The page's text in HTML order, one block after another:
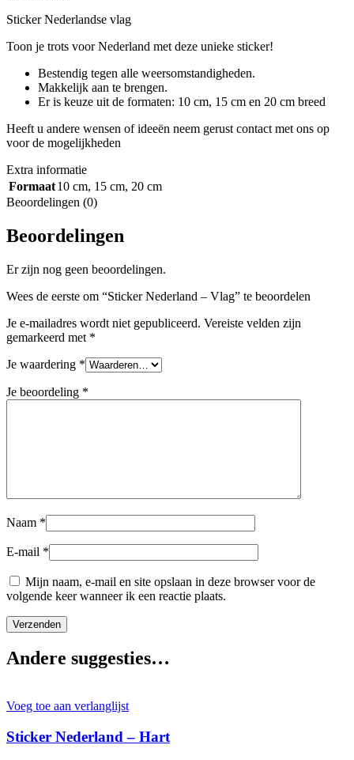
Sticker Nederlandse vlag
Toon je trots voor Nederland met deze unieke sticker!
Bestendig tegen alle weersomstandigheden.
Makkelijk aan te brengen.
Er is keuze uit de formaten: 10 cm, 15 cm en 20 cm breed
Heeft u andere wensen of ideeën neem gerust contact met ons op
voor de mogelijkheden
Extra informatie
Formaat10 cm, 15 cm, 20 cm
Beoordelingen (0)
Beoordelingen
Er zijn nog geen beoordelingen.
Wees de eerste om “Sticker Nederland – Vlag” te beoordelen
Je e-mailadres wordt niet gepubliceerd. Vereiste velden zijn
gemarkeerd met *
Je waardering *
Je beoordeling *
Naam *
E-mail *
Mijn naam, e-mail en site opslaan in deze browser voor de
volgende keer wanneer ik een reactie plaats.
Andere suggesties…
Voeg toe aan verlanglijst
Sticker Nederland – Hart